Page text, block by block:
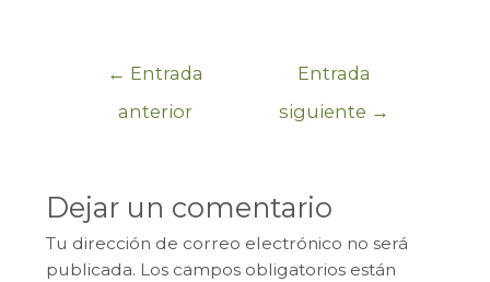
← Entrada
anterior
Entrada
siguiente →
Dejar un comentario
Tu dirección de correo electrónico no será
publicada. Los campos obligatorios están